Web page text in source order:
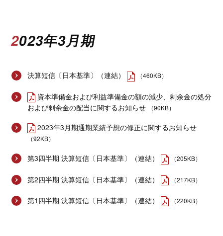
2023年3月期
決算短信〔日本基準〕（連結） （460KB）
資本準備金および利益準備金の額の減少、剰余金の処分
および剰余金の配当に関するお知らせ
（90KB）
2023年3月期通期業績予想の修正に関するお知らせ
（92KB）
第3四半期 決算短信〔日本基準〕（連結） （205KB）
第2四半期 決算短信〔日本基準〕（連結） （217KB）
第1四半期 決算短信〔日本基準〕（連結） （220KB）